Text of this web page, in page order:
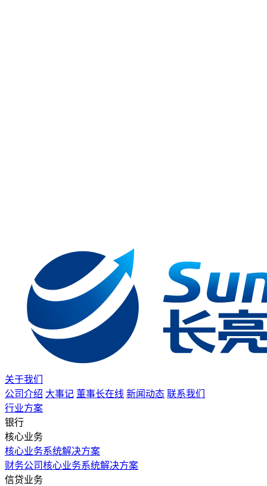
关于我们
公司介绍 大事记 董事长在线 新闻动态 联系我们
行业方案
银行
核心业务
核心业务系统解决方案
财务公司核心业务系统解决方案
信贷业务